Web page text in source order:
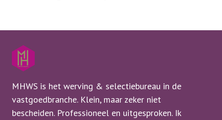
MHWS is het werving & selectiebureau in de
vastgoedbranche. Klein, maar zeker niet
bescheiden. Professioneel en uitgesproken. Ik